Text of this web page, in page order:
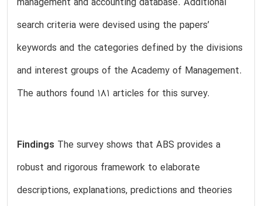
management and accounting database. Additional
search criteria were devised using the papers’
keywords and the categories defined by the divisions
and interest groups of the Academy of Management.
The authors found 181 articles for this survey.
Findings The survey shows that ABS provides a
robust and rigorous framework to elaborate
descriptions, explanations, predictions and theories